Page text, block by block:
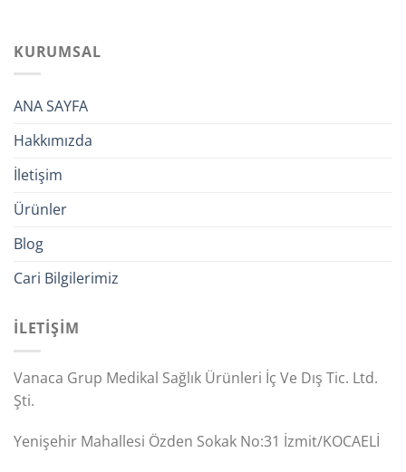
KURUMSAL
ANA SAYFA
Hakkımızda
İletişim
Ürünler
Blog
Cari Bilgilerimiz
İLETİŞİM
Vanaca Grup Medikal Sağlık Ürünleri İç Ve Dış Tic. Ltd.
Şti.
Yenişehir Mahallesi Özden Sokak No:31 İzmit/KOCAELİ